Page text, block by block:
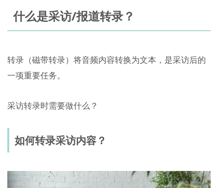
什么是采访/报道转录？
转录（磁带转录）将音频内容转换为文本，是采访后的
一项重要任务。
采访转录时需要做什么？
如何转录采访内容？